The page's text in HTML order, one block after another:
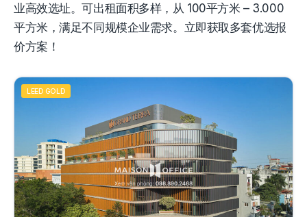
业高效选址。可出租面积多样，从 100平方米 – 3.000
平方米，满足不同规模企业需求。立即获取多套优选报
价方案！
LEED GOLD